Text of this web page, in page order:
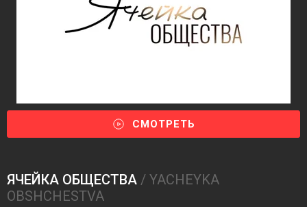
СМОТРЕТЬ
ЯЧЕЙКА ОБЩЕСТВА / YACHEYKA
OBSHCHESTVA